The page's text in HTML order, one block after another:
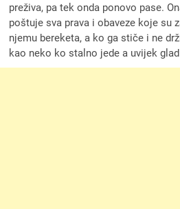
preživa, pa tek onda ponovo pase.
poštuje sva prava i obaveze koje su
njemu bereketa, a ko ga stiče i ne
kao neko ko stalno jede a uvijek